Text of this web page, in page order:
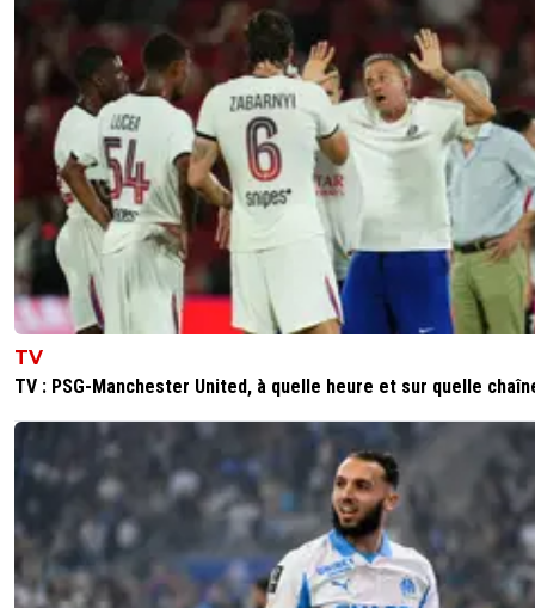
TV
TV : PSG-Manchester United, à quelle heure et sur quelle